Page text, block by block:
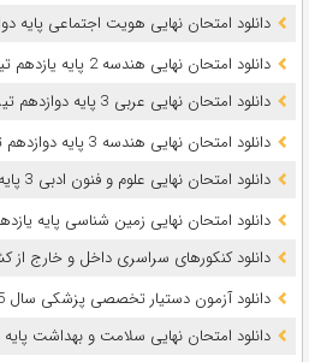
دانلود امتحان نهایی هویت اجتماعی پایه دوازدهم تیر
دانلود امتحان نهایی هندسه 2 پایه یازدهم تیر 1405 + پاسخ
دانلود امتحان نهایی عربی 3 پایه دوازدهم تیر 1405 + پاسخ
دانلود امتحان نهایی هندسه 3 پایه دوازدهم تیر 1405
دانلود امتحان نهایی علوم و فنون ادبی 3 پایه دوازدهم تیر 1405
دانلود امتحان نهایی زمین شناسی پایه یازدهم
دانلود کنکورهای سراسری داخل و خارج از کشور
دانلود آزمون دستیار تخصصی پزشکی سال 1405 + کلید نهایی
دانلود امتحان نهایی سلامت و بهداشت پایه دوازدهم